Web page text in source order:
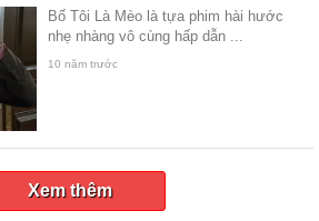
Bố Tôi Là Mèo là tựa phim hài hước
nhẹ nhàng vô cùng hấp dẫn ...
10 năm trước
Xem thêm